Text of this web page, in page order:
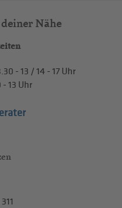
Nähe
- 13 / 14 - 17 Uhr
13 Uhr